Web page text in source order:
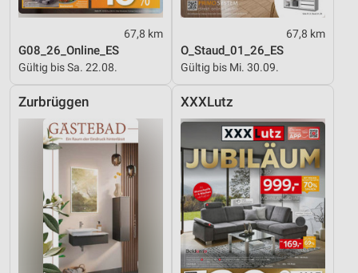
67,8 km
G08_26_Online_ES
Gültig bis Sa. 22.08.
67,8 km
O_Staud_01_26_ES
Gültig bis Mi. 30.09.
Zurbrüggen XXXLutz